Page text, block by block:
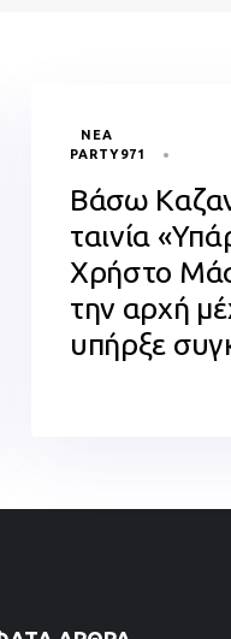
ΝΈΑ
PARTY971
Βάσω
ταινία
Χρήστο
την αρχή
υπήρξε